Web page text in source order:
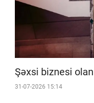
Şəxsi biznesi
31-07-2026 15:14